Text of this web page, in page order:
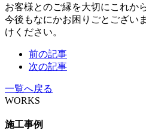
お客様とのご縁を大切にこれか
今後もなにかお困りごとござい
けください。
前の記事
次の記事
一覧へ戻る
WORKS
施工事例